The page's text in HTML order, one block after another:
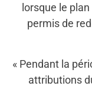
lorsque le
permis de
« Pendant la
attributions